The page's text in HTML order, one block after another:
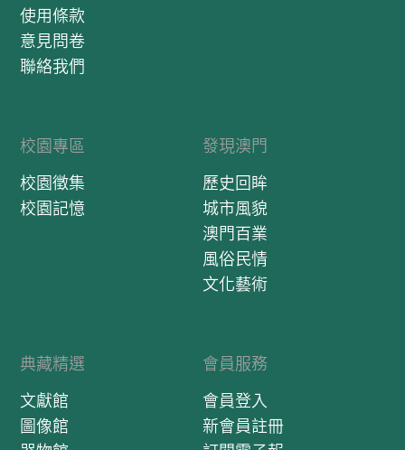
使用條款
意見問卷
聯絡我們
校園專區
校園徵集
校園記憶
發現澳門
歷史回眸
城市風貌
澳門百業
風俗民情
文化藝術
典藏精選
文獻館
圖像館
會員服務
會員登入
新會員註冊